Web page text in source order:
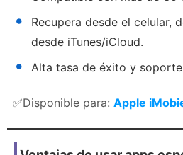
Recupera desde el celular,
desde iTunes/iCloud.
Alta tasa de éxito y
✅Disponible para: Apple